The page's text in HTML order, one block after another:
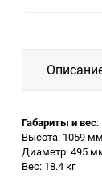
Заточные
Дровоколы
Габариты и вес:
Высота: 1059 мм
Диаметр: 495
Вес: 18.4 кг